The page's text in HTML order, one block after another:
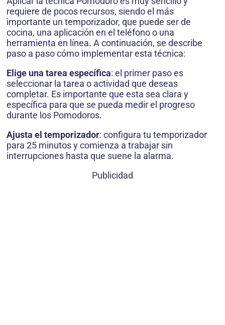
requiere de pocos recursos, siendo el más
importante un temporizador, que puede ser de
cocina, una aplicación en el teléfono o una
herramienta en línea. A continuación, se describe
paso a paso cómo implementar esta técnica:
Elige una tarea específica: el primer paso es
seleccionar la tarea o actividad que deseas
completar. Es importante que esta sea clara y
específica para que se pueda medir el progreso
durante los Pomodoros.
Ajusta el temporizador: configura tu temporizador
para 25 minutos y comienza a trabajar sin
interrupciones hasta que suene la alarma.
Publicidad